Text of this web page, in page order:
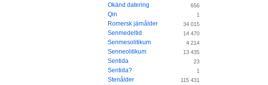
Okänd datering 656
Qin 1
Romersk järnålder 34 015
Senmedeltid 14 470
Senmesolitikum 4 214
Senneolitikum 13 435
Sentida 23
Sentida? 1
Stenålder 115 431